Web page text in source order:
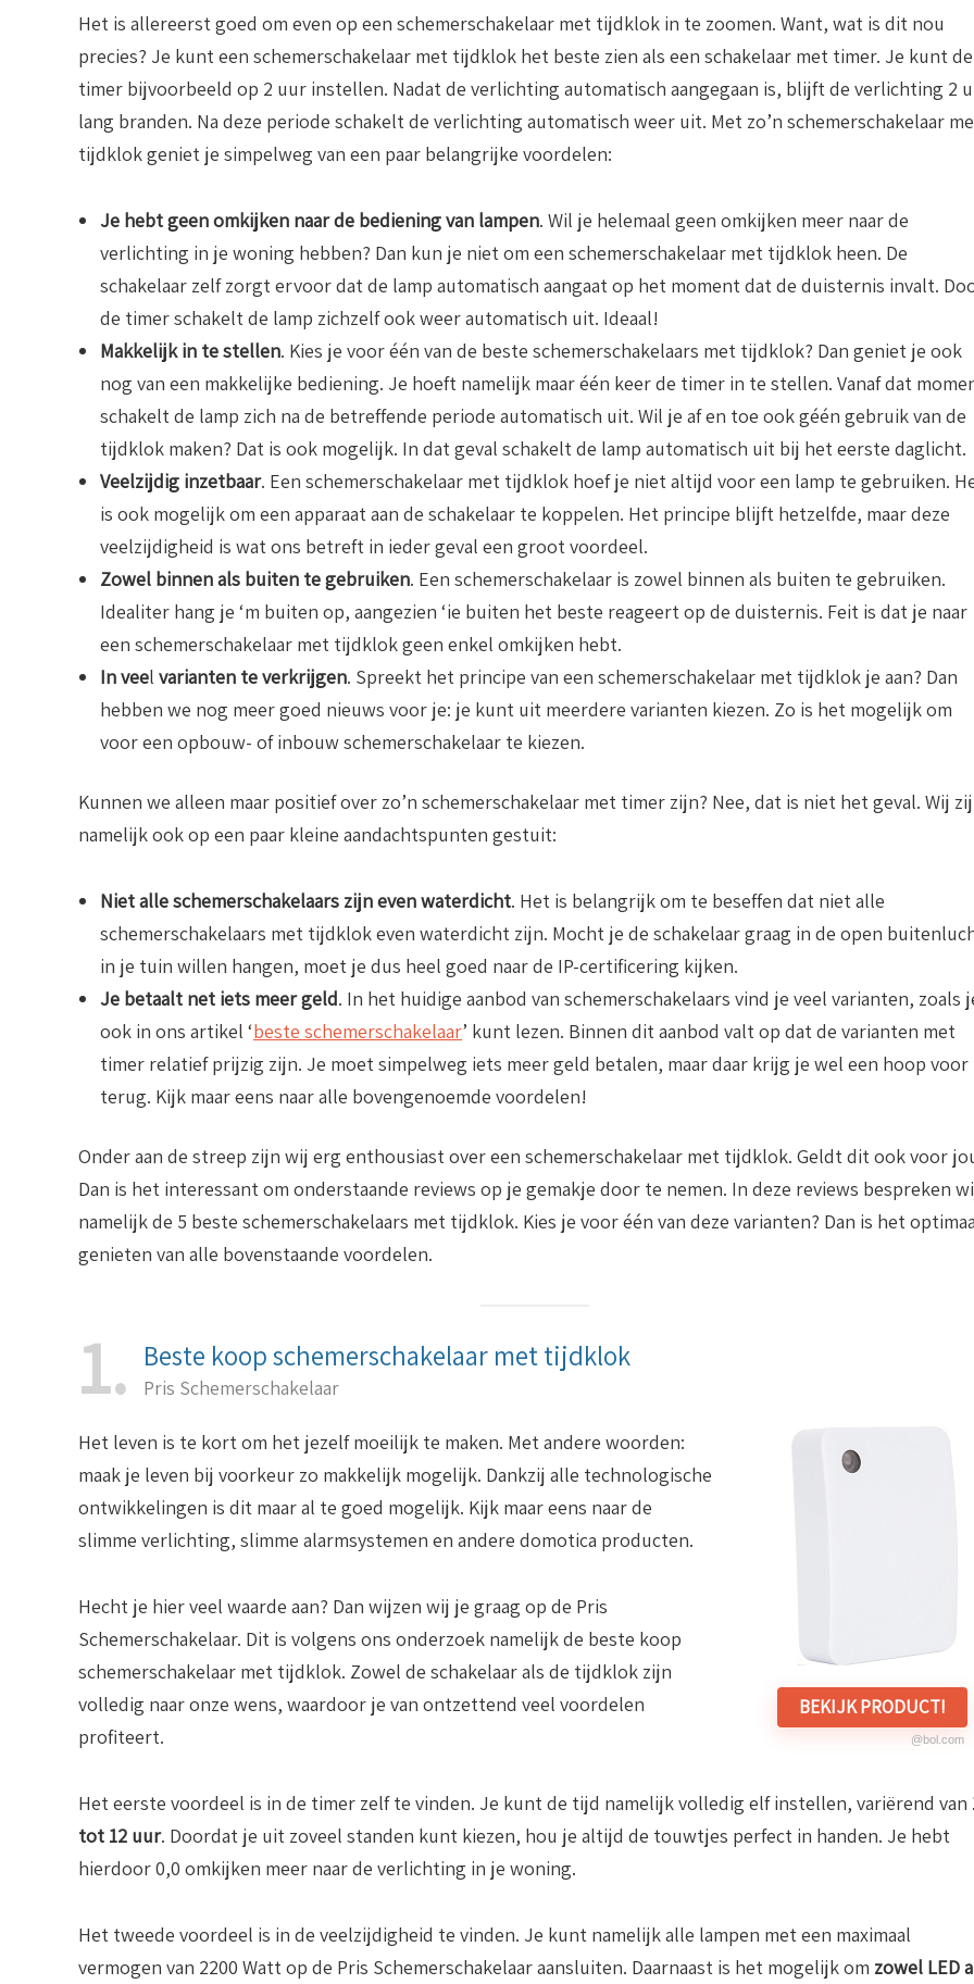
Het is allereerst goed om even op een schemerschakelaar met tijdklok in te zoomen. Want, wat is dit nou
precies? Je kunt een schemerschakelaar met tijdklok het beste zien als een schakelaar met timer. Je kunt de
timer bijvoorbeeld op 2 uur instellen. Nadat de verlichting automatisch aangegaan is, blijft de verlichting 2
lang branden. Na deze periode schakelt de verlichting automatisch weer uit. Met zo’n schemerschakelaar
tijdklok geniet je simpelweg van een paar belangrijke voordelen:
Je hebt geen omkijken naar de bediening van lampen. Wil je helemaal geen omkijken meer naar de
verlichting in je woning hebben? Dan kun je niet om een schemerschakelaar met tijdklok heen. De
schakelaar zelf zorgt ervoor dat de lamp automatisch aangaat op het moment dat de duisternis invalt.
de timer schakelt de lamp zichzelf ook weer automatisch uit. Ideaal!
Makkelijk in te stellen. Kies je voor één van de beste schemerschakelaars met tijdklok? Dan geniet je ook
nog van een makkelijke bediening. Je hoeft namelijk maar één keer de timer in te stellen. Vanaf dat
schakelt de lamp zich na de betreffende periode automatisch uit. Wil je af en toe ook géén gebruik van de
tijdklok maken? Dat is ook mogelijk. In dat geval schakelt de lamp automatisch uit bij het eerste daglicht.
Veelzijdig inzetbaar. Een schemerschakelaar met tijdklok hoef je niet altijd voor een lamp te gebruiken.
is ook mogelijk om een apparaat aan de schakelaar te koppelen. Het principe blijft hetzelfde, maar deze
veelzijdigheid is wat ons betreft in ieder geval een groot voordeel.
Zowel binnen als buiten te gebruiken. Een schemerschakelaar is zowel binnen als buiten te gebruiken.
Idealiter hang je ‘m buiten op, aangezien ‘ie buiten het beste reageert op de duisternis. Feit is dat je naar
een schemerschakelaar met tijdklok geen enkel omkijken hebt.
In veel varianten te verkrijgen. Spreekt het principe van een schemerschakelaar met tijdklok je aan? Dan
hebben we nog meer goed nieuws voor je: je kunt uit meerdere varianten kiezen. Zo is het mogelijk om
voor een opbouw- of inbouw schemerschakelaar te kiezen.
Kunnen we alleen maar positief over zo’n schemerschakelaar met timer zijn? Nee, dat is niet het geval. Wij
namelijk ook op een paar kleine aandachtspunten gestuit:
Niet alle schemerschakelaars zijn even waterdicht. Het is belangrijk om te beseffen dat niet alle
schemerschakelaars met tijdklok even waterdicht zijn. Mocht je de schakelaar graag in de open
in je tuin willen hangen, moet je dus heel goed naar de IP-certificering kijken.
Je betaalt net iets meer geld. In het huidige aanbod van schemerschakelaars vind je veel varianten, zoals
ook in ons artikel ‘beste schemerschakelaar’ kunt lezen. Binnen dit aanbod valt op dat de varianten met
timer relatief prijzig zijn. Je moet simpelweg iets meer geld betalen, maar daar krijg je wel een hoop voor
terug. Kijk maar eens naar alle bovengenoemde voordelen!
Onder aan de streep zijn wij erg enthousiast over een schemerschakelaar met tijdklok. Geldt dit ook voor
Dan is het interessant om onderstaande reviews op je gemakje door te nemen. In deze reviews bespreken
namelijk de 5 beste schemerschakelaars met tijdklok. Kies je voor één van deze varianten? Dan is het
genieten van alle bovenstaande voordelen.
1 Beste koop schemerschakelaar met tijdklok
Pris Schemerschakelaar
BEKIJK PRODUCT!
@bol.com
Het leven is te kort om het jezelf moeilijk te maken. Met andere woorden:
maak je leven bij voorkeur zo makkelijk mogelijk. Dankzij alle technologische
ontwikkelingen is dit maar al te goed mogelijk. Kijk maar eens naar de
slimme verlichting, slimme alarmsystemen en andere domotica producten.
Hecht je hier veel waarde aan? Dan wijzen wij je graag op de Pris
Schemerschakelaar. Dit is volgens ons onderzoek namelijk de beste koop
schemerschakelaar met tijdklok. Zowel de schakelaar als de tijdklok zijn
volledig naar onze wens, waardoor je van ontzettend veel voordelen
profiteert.
Het eerste voordeel is in de timer zelf te vinden. Je kunt de tijd namelijk volledig elf instellen, variërend van
tot 12 uur. Doordat je uit zoveel standen kunt kiezen, hou je altijd de touwtjes perfect in handen. Je hebt
hierdoor 0,0 omkijken meer naar de verlichting in je woning.
Het tweede voordeel is in de veelzijdigheid te vinden. Je kunt namelijk alle lampen met een maximaal
vermogen van 2200 Watt op de Pris Schemerschakelaar aansluiten. Daarnaast is het mogelijk om zowel LED